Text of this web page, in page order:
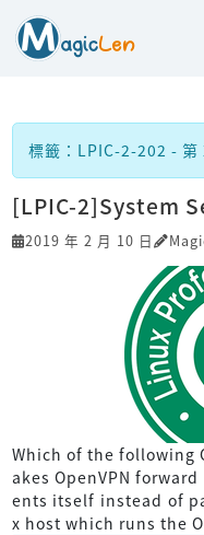
標籤：LPIC-2-202 - 第
[LPIC-2]System
2019 年 2 月 10 日
Which of the following
akes OpenVPN
ents itself instead of
x host which runs the